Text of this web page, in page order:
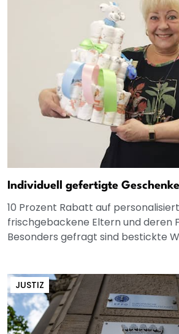
Individuell gefertigte
10 Prozent Rabatt auf
frischgebackene Eltern und deren
Besonders gefragt sind bestickte
JUSTIZ